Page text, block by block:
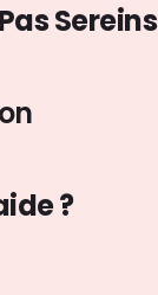
Sereins
?